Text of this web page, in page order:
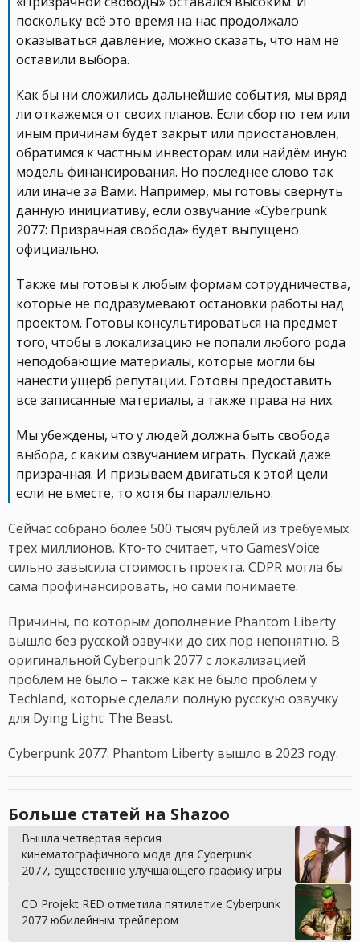
поскольку всё это время на нас продолжало
оказываться давление, можно сказать, что нам не
оставили выбора.
Как бы ни сложились дальнейшие события, мы вряд
ли откажемся от своих планов. Если сбор по тем или
иным причинам будет закрыт или приостановлен,
обратимся к частным инвесторам или найдём иную
модель финансирования. Но последнее слово так
или иначе за Вами. Например, мы готовы свернуть
данную инициативу, если озвучание «Cyberpunk
2077: Призрачная свобода» будет выпущено
официально.
Также мы готовы к любым формам сотрудничества,
которые не подразумевают остановки работы над
проектом. Готовы консультироваться на предмет
того, чтобы в локализацию не попали любого рода
неподобающие материалы, которые могли бы
нанести ущерб репутации. Готовы предоставить
все записанные материалы, а также права на них.
Мы убеждены, что у людей должна быть свобода
выбора, с каким озвучанием играть. Пускай даже
призрачная. И призываем двигаться к этой цели
если не вместе, то хотя бы параллельно.
Сейчас собрано более 500 тысяч рублей из требуемых
трех миллионов. Кто-то считает, что GamesVoice
сильно завысила стоимость проекта. CDPR могла бы
сама профинансировать, но сами понимаете.
Причины, по которым дополнение Phantom Liberty
вышло без русской озвучки до сих пор непонятно. В
оригинальной Cyberpunk 2077 c локализацией
проблем не было – также как не было проблем у
Techland, которые сделали полную русскую озвучку
для Dying Light: The Beast.
Cyberpunk 2077: Phantom Liberty вышло в 2023 году.
Больше статей на Shazoo
Вышла четвертая версия
кинематографичного мода для Cyberpunk
2077, существенно улучшающего графику игры
CD Projekt RED отметила пятилетие Cyberpunk
2077 юбилейным трейлером